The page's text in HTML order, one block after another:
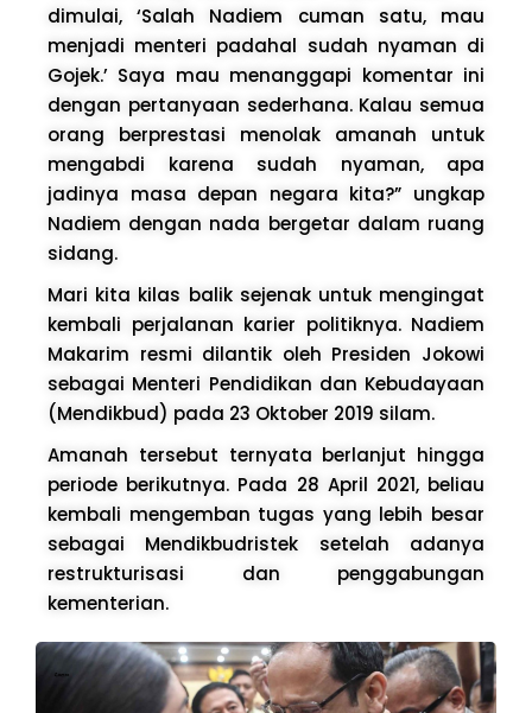
dimulai, ‘Salah Nadiem cuman satu, mau
menjadi menteri padahal sudah nyaman di
Gojek.’ Saya mau menanggapi komentar ini
dengan pertanyaan sederhana. Kalau semua
orang berprestasi menolak amanah untuk
mengabdi karena sudah nyaman, apa
jadinya masa depan negara kita?” ungkap
Nadiem dengan nada bergetar dalam ruang
sidang.
Mari kita kilas balik sejenak untuk mengingat
kembali perjalanan karier politiknya. Nadiem
Makarim resmi dilantik oleh Presiden Jokowi
sebagai Menteri Pendidikan dan Kebudayaan
(Mendikbud) pada 23 Oktober 2019 silam.
Amanah tersebut ternyata berlanjut hingga
periode berikutnya. Pada 28 April 2021, beliau
kembali mengemban tugas yang lebih besar
sebagai Mendikbudristek setelah adanya
restrukturisasi dan penggabungan
kementerian.